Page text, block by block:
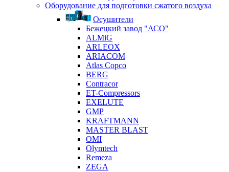
Оборудование для подготовки сжатого воздуха
Осушители
Бежецкий завод "АСО"
ALMiG
ARLEOX
ARIACOM
Atlas Copco
BERG
Contracor
ET-Compressors
EXELUTE
GMP
KRAFTMANN
MASTER BLAST
OMI
Olymtech
Remeza
ZEGA